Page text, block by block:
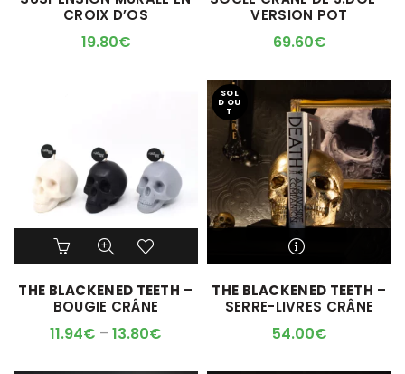
Les
options
page
du
produit
CROIX D’OS
19.80€
VERSION POT
69.60€
Ce
produit
plusieurs
variations.
Les
THE BLACKENED TEETH –
BOUGIE CRÂNE
11.94€ – 13.80€
SOL
D OU
T
plusieurs
variations.
Les
M'ALERTER QUAND
L'ARTICLE SERA DISPO !
THE BLACKENED TEETH –
SERRE-LIVRES CRÂNE
54.00€